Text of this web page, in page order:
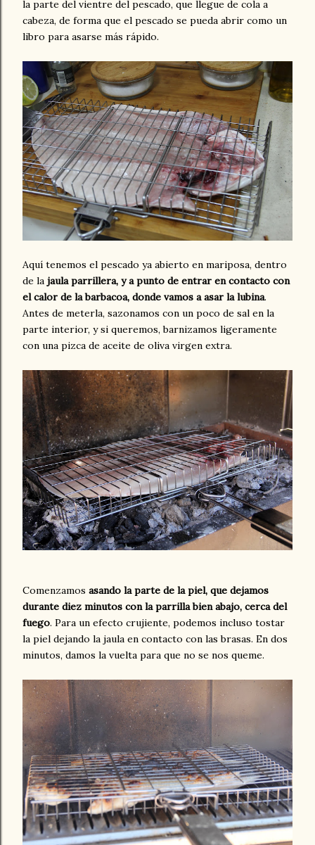
la parte del vientre del pescado, que llegue de cola a
cabeza, de forma que el pescado se pueda abrir como un
libro para asarse más rápido.
Aquí tenemos el pescado ya abierto en mariposa, dentro
de la jaula parrillera, y a punto de entrar en contacto con
el calor de la barbacoa, donde vamos a asar la lubina.
Antes de meterla, sazonamos con un poco de sal en la
parte interior, y si queremos, barnizamos ligeramente
con una pizca de aceite de oliva virgen extra.
Comenzamos asando la parte de la piel, que dejamos
durante diez minutos con la parrilla bien abajo, cerca del
fuego. Para un efecto crujiente, podemos incluso tostar
la piel dejando la jaula en contacto con las brasas. En dos
minutos, damos la vuelta para que no se nos queme.